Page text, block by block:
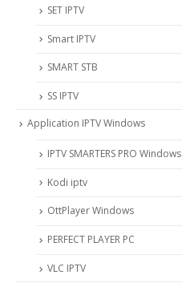
SET IPTV
Smart IPTV
SMART STB
SS IPTV
Application IPTV Windows
IPTV SMARTERS PRO Windows
Kodi iptv
OttPlayer Windows
PERFECT PLAYER PC
VLC IPTV